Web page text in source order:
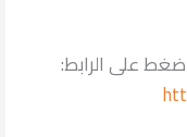
على الرابط: